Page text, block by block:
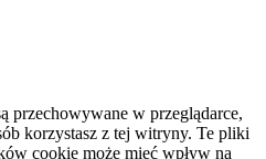
przechowywane w przeglądarce,
korzystasz z tej witryny. Te pliki
cookie może mieć wpływ na